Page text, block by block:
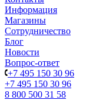
Информация
Магазины
Сотрудничество
Блог
Новости
Вопрос-ответ
+7 495 150 30 96
+7 495 150 30 96
8 800 500 31 58